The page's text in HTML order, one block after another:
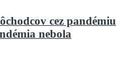
cez pandémiu
nebola